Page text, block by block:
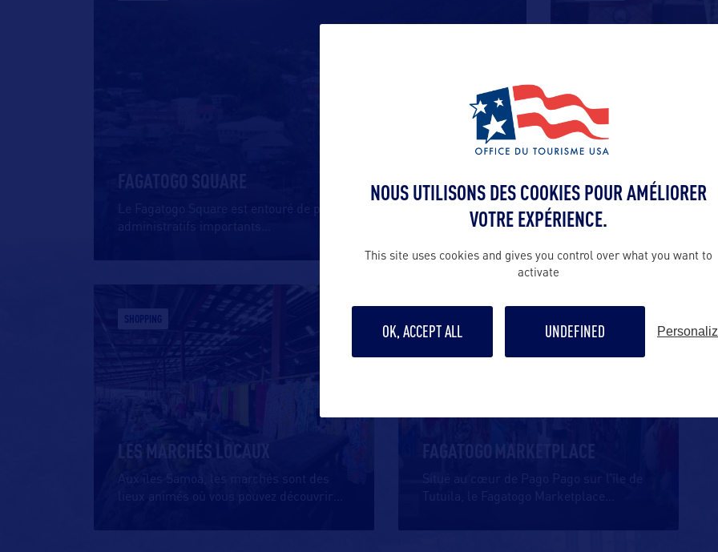
FAGATOGO SQUARE
Le Fagatogo Square est entouré de plusieurs bâtiments
administratifs importants
L'ARTISANAT LOCAL
Les artisans locaux
techniques
SHOPPING
LES MARCHÉS LOCAUX
Aux îles Samoa, les marchés sont des
lieux animés où vous pouvez découvrir
FAGATOGO MARKETPLACE
Situé au cœur de Pago Pago sur l’île de
NOUS UTILISONS DES COOKIES POUR AMÉLIORER
VOTRE EXPÉRIENCE.
This site uses cookies and gives you control over what you want to
activate
OK, ACCEPT ALL UNDEFINED